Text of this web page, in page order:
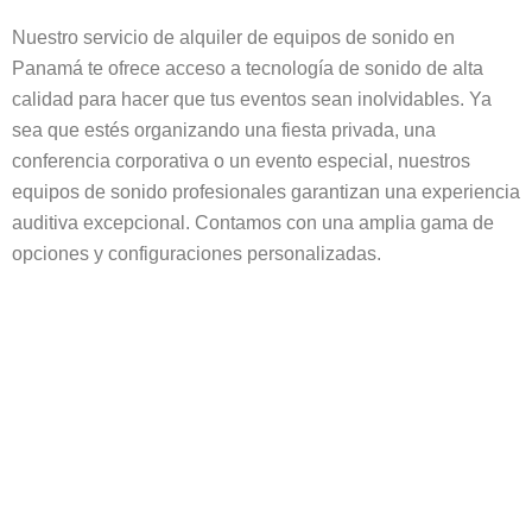
Nuestro servicio de alquiler de equipos de sonido en
Panamá te ofrece acceso a tecnología de sonido de alta
calidad para hacer que tus eventos sean inolvidables. Ya
sea que estés organizando una fiesta privada, una
conferencia corporativa o un evento especial, nuestros
equipos de sonido profesionales garantizan una experiencia
auditiva excepcional. Contamos con una amplia gama de
opciones y configuraciones personalizadas.